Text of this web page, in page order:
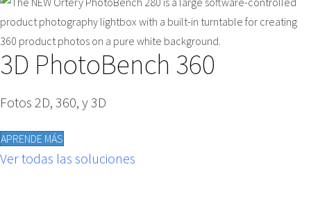
3D PhotoBench 360
Fotos 2D, 360, y 3D
APRENDE MÁS
Ver todas las soluciones